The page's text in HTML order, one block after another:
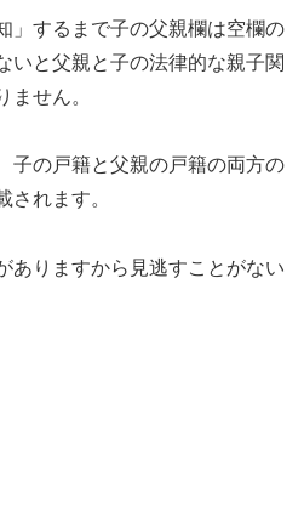
」するまで子の父親欄は空欄の
いと父親と子の法律的な親子関
ません。
子の戸籍と父親の戸籍の両方の
されます。
ありますから見逃すことがない